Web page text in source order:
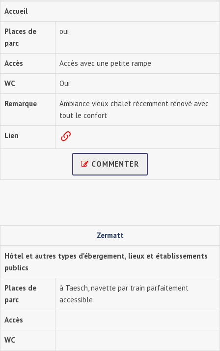
Accueil
Places de
parc
oui
Accès Accès avec une petite rampe
WC Oui
Remarque
Ambiance vieux chalet récemment rénové avec
tout le confort
Lien
COMMENTER
Zermatt
Hôtel et autres types d'ébergement, lieux et établissements
publics
Places de
parc
à Taesch, navette par train parfaitement
accessible
Accès
WC